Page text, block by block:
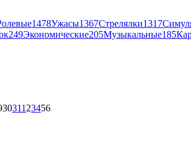
1478Ужасы1367Стрелялки1317
249Экономические205Музыкальные185
30311 23456